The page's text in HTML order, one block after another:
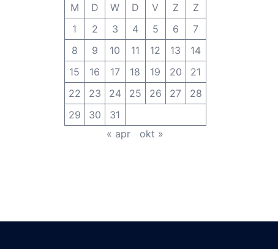
M
D W D V Z
Z
1
2 3 4 5 6
7
8
9 10 11 12 13
14
15
16 17 18 19 20
21
22
23 24 25 26 27
28
29
30
31
« apr
okt »